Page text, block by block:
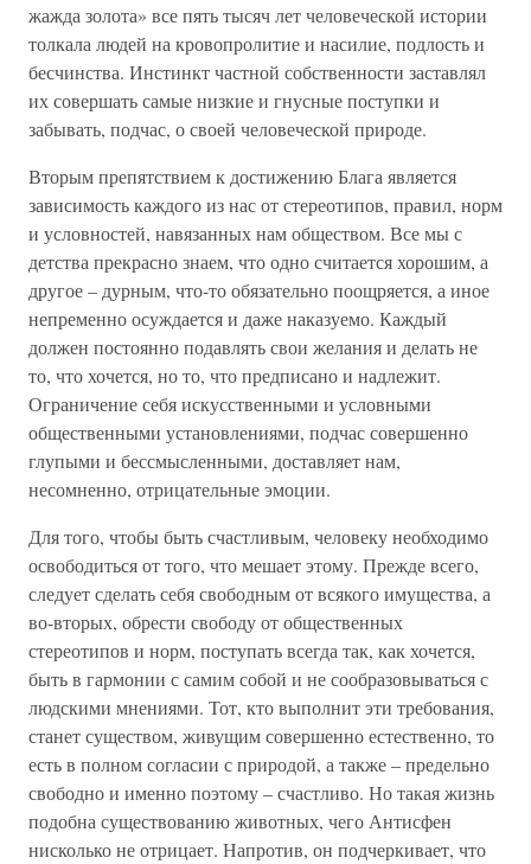
жажда золота» все пять тысяч лет человеческой истории
толкала людей на кровопролитие и насилие, подлость и
бесчинства. Инстинкт частной собственности заставлял
их совершать самые низкие и гнусные поступки и
забывать, подчас, о своей человеческой природе.
Вторым препятствием к достижению Блага является
зависимость каждого из нас от стереотипов, правил, норм
и условностей, навязанных нам обществом. Все мы с
детства прекрасно знаем, что одно считается хорошим, а
другое – дурным, что-то обязательно поощряется, а иное
непременно осуждается и даже наказуемо. Каждый
должен постоянно подавлять свои желания и делать не
то, что хочется, но то, что предписано и надлежит.
Ограничение себя искусственными и условными
общественными установлениями, подчас совершенно
глупыми и бессмысленными, доставляет нам,
несомненно, отрицательные эмоции.
Для того, чтобы быть счастливым, человеку необходимо
освободиться от того, что мешает этому. Прежде всего,
следует сделать себя свободным от всякого имущества, а
во-вторых, обрести свободу от общественных
стереотипов и норм, поступать всегда так, как хочется,
быть в гармонии с самим собой и не сообразовываться с
людскими мнениями. Тот, кто выполнит эти требования,
станет существом, живущим совершенно естественно, то
есть в полном согласии с природой, а также – предельно
свободно и именно поэтому – счастливо. Но такая жизнь
подобна существованию животных, чего Антисфен
нисколько не отрицает. Напротив, он подчеркивает, что